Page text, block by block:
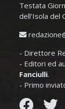
Testata
dell'Isola del
- Direttore
- Editori ed
Fanciulli.
- Primo